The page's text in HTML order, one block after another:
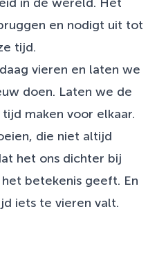
in de wereld. Het
en nodigt uit tot
tijd.
vieren en laten we
doen. Laten we de
maken voor elkaar.
die niet altijd
het ons dichter bij
betekenis geeft. En
iets te vieren valt.